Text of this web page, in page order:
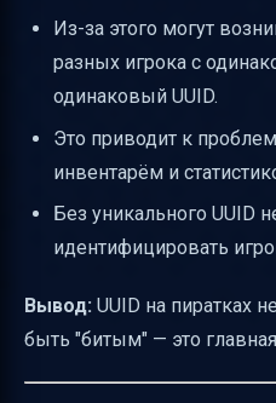
Из-за этого могут
разных игрока с
одинаковый UUID.
Это приводит к
инвентарём и
Без уникального UUID
идентифицировать
Вывод: UUID на пиратках
быть "битым" — это